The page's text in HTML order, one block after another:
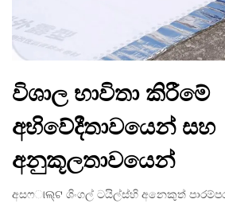
විශාල භාවිතා කිරීමේ
අභිවේදීතාවයෙන් සහ
අනුකූලතාවයෙන්
අසෆାଲ୍ଟ ශිංගල් ටයිල්ස්හි අනෙකුත්